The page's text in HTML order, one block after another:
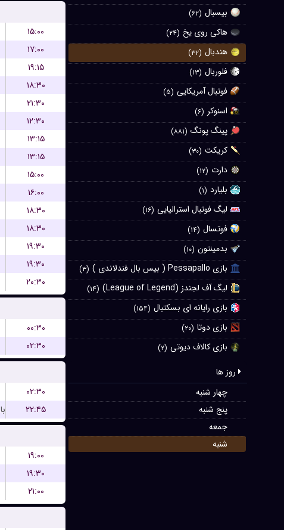
بیسبال (۶۲)
هاکی روی یخ (۲۴)
هندبال (۳۲)
فلوربال (۱۳)
فوتبال آمریکایی (۵)
اسنوکر (۶)
پینگ پونگ (۸۸۱)
کریکت (۳۰)
دارت (۱۲)
بلیارد (۱)
لیگ فوتبال استرالیایی (۱۶)
فوتسال (۱۴)
بدمینتون (۱۰)
بازی Pessapallo ( بیس بال فندلاندی ) (۳)
لیگ آف لجندز (League of Legend) (۱۴)
بازی رایانه ای بسکتبال (۱۵۴)
بازی دوتا (۲۰)
بازی کالاف دیوتی (۲)
روز ها
چهار شنبه
پنج شنبه
جمعه
شنبه
۱۵:۰۰
۱۷:۰۰
۱۹:۱۵
۱۸:۳۰
۲۱:۳۰
۱۲:۳۰
۱۳:۱۵
۱۳:۱۵
۱۵:۰۰
۱۶:۰۰
۱۸:۳۰
۱۸:۳۰
۱۹:۳۰
۱۹:۳۰
۲۰:۳۰
۰۰:۳۰
۰۲:۳۰
۰۲:۳۰
۲۲:۴۵
۱۹:۰۰
۱۹:۳۰
۲۱:۰۰